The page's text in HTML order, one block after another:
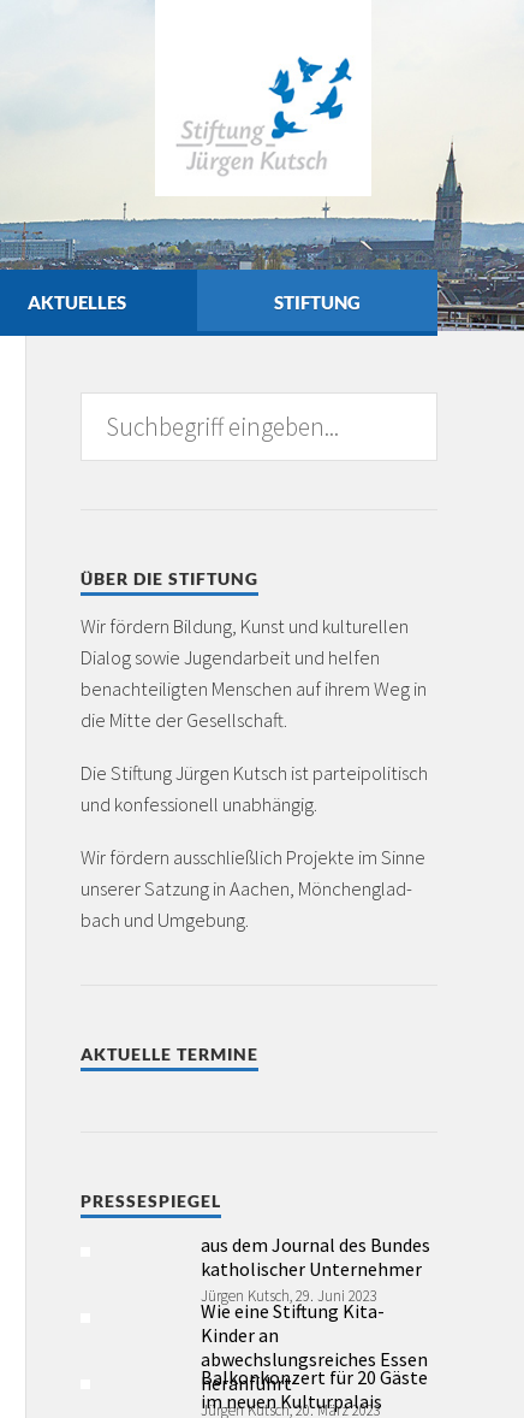
AKTUELLES STIFTUNG
ÜBER DIE STIFTUNG
Wir fördern Bildung, Kunst und kulturellen
Dialog sowie Jugendarbeit und helfen
benachteiligten Menschen auf ihrem Weg in
die Mitte der Gesellschaft.
Die Stiftung Jürgen Kutsch ist partei­politisch
und konfessionell unabhängig.
Wir fördern ausschließlich Projekte im Sinne
unserer Satzung in Aachen, Mönchen­glad­
bach und Umgebung.
AKTUELLE TERMINE
PRESSESPIEGEL
aus dem Journal des Bundes
katholischer Unternehmer
Jürgen Kutsch, 29. Juni 2023
Wie eine Stiftung Kita-
Kinder an
abwechslungsreiches Essen
heranführt
Jürgen Kutsch, 20. März 2023
Balkonkonzert für 20 Gäste
im neuen Kulturpalais